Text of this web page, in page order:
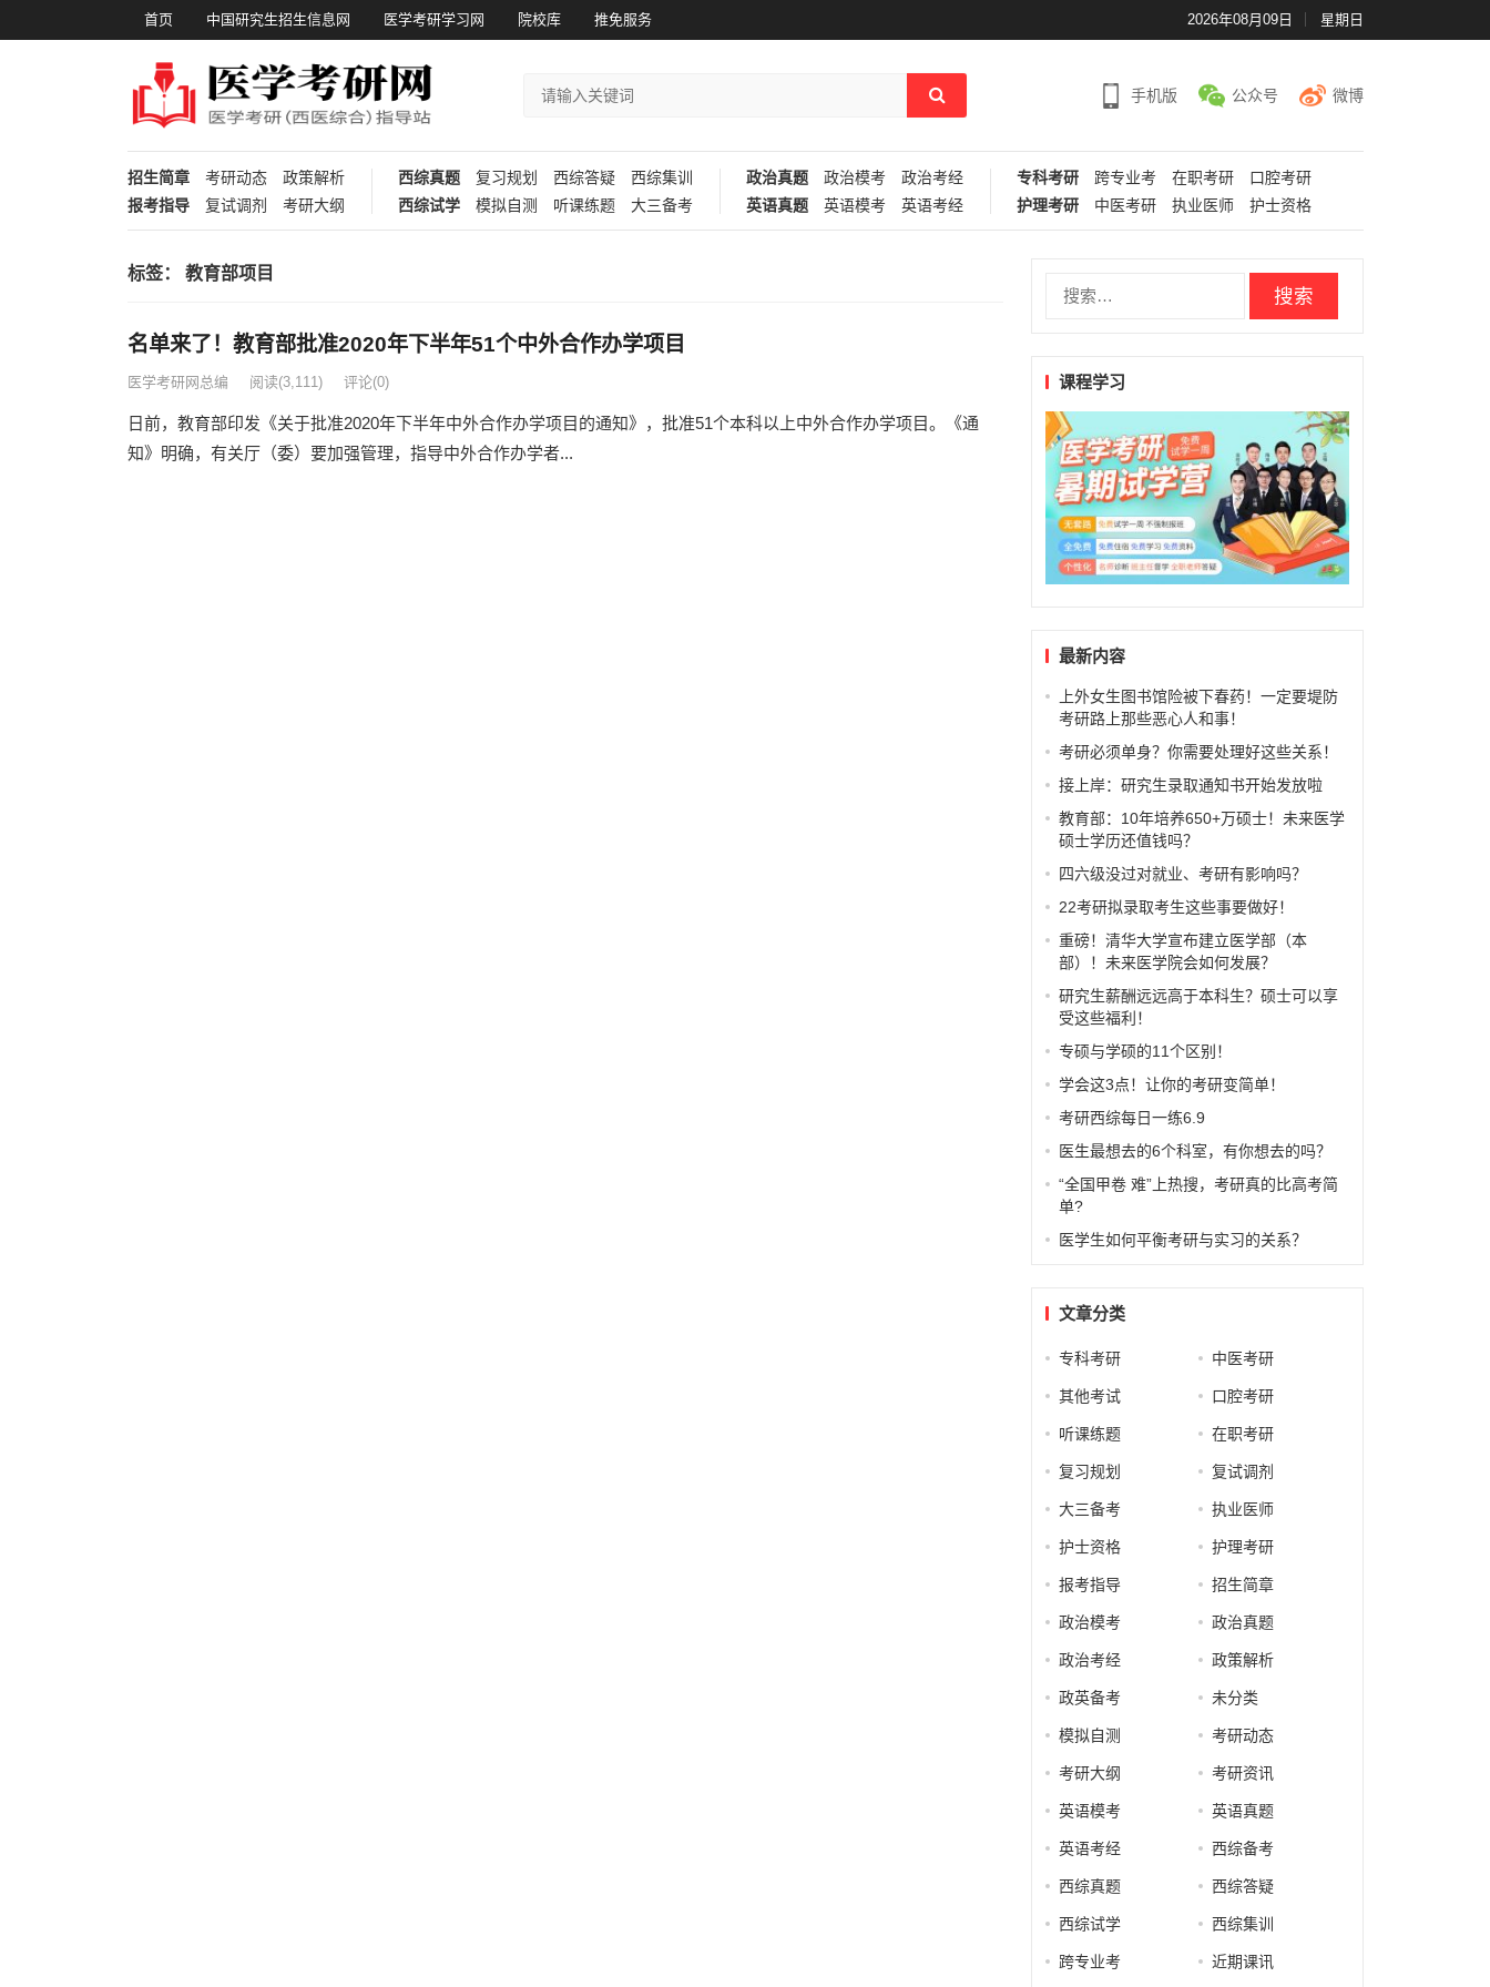
首页 中国研究生招生信息网 医学考研学习网 院校库 推免服务 2026年08月09日 星期日
手机版 公众号 微博
招生简章 考研动态
政策解析
报考指导
复试调剂 考研大纲
西综真题 复习规划 西综答疑
西综集训
西综试学
模拟自测 听课练题 大三备考
政治真题 政治模考
政治考经
英语真题
英语模考 英语考经
专科考研 跨专业考 在职考研
口腔考研
护理考研
中医考研 执业医师 护士资格
标签： 教育部项目
名单来了！教育部批准2020年下半年51个中外合作办学项目
医学考研网总编 阅读(3,111) 评论(0)
日前，教育部印发《关于批准2020年下半年中外合作办学项目的通知》，批准51个本科以上中外合作办学项目。《通
知》明确，有关厅（委）要加强管理，指导中外合作办学者...
课程学习
最新内容
上外女生图书馆险被下春药！一定要堤防
考研路上那些恶心人和事！
考研必须单身？你需要处理好这些关系！
接上岸：研究生录取通知书开始发放啦
教育部：10年培养650+万硕士！未来医学
硕士学历还值钱吗？
四六级没过对就业、考研有影响吗？
22考研拟录取考生这些事要做好！
重磅！清华大学宣布建立医学部（本
部）！未来医学院会如何发展？
研究生薪酬远远高于本科生？硕士可以享
受这些福利！
专硕与学硕的11个区别！
学会这3点！让你的考研变简单！
考研西综每日一练6.9
医生最想去的6个科室，有你想去的吗？
“全国甲卷 难”上热搜，考研真的比高考简
单?
医学生如何平衡考研与实习的关系？
文章分类
专科考研 中医考研
其他考试 口腔考研
听课练题 在职考研
复习规划 复试调剂
大三备考 执业医师
护士资格 护理考研
报考指导 招生简章
政治模考 政治真题
政治考经 政策解析
政英备考 未分类
模拟自测 考研动态
考研大纲 考研资讯
英语模考 英语真题
英语考经 西综备考
西综真题 西综答疑
西综试学 西综集训
跨专业考 近期课讯